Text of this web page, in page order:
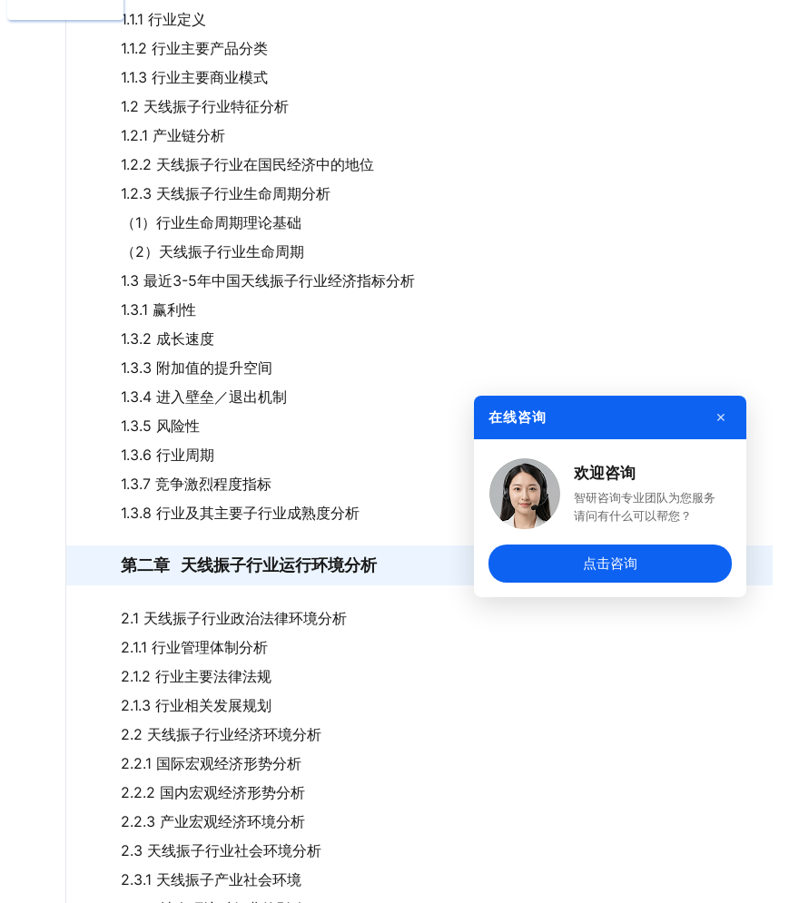
1.1.1 行业定义
1.1.2 行业主要产品分类
1.1.3 行业主要商业模式
1.2 天线振子行业特征分析
1.2.1 产业链分析
1.2.2 天线振子行业在国民经济中的地位
1.2.3 天线振子行业生命周期分析
（1）行业生命周期理论基础
（2）天线振子行业生命周期
1.3 最近3-5年中国天线振子行业经济指标分析
1.3.1 赢利性
1.3.2 成长速度
1.3.3 附加值的提升空间
1.3.4 进入壁垒／退出机制
1.3.5 风险性
1.3.6 行业周期
1.3.7 竞争激烈程度指标
1.3.8 行业及其主要子行业成熟度分析
第二章 天线振子行业运行环境分析
2.1 天线振子行业政治法律环境分析
2.1.1 行业管理体制分析
2.1.2 行业主要法律法规
2.1.3 行业相关发展规划
2.2 天线振子行业经济环境分析
2.2.1 国际宏观经济形势分析
2.2.2 国内宏观经济形势分析
2.2.3 产业宏观经济环境分析
2.3 天线振子行业社会环境分析
2.3.1 天线振子产业社会环境
在线咨询 ×
欢迎咨询
智研咨询专业团队为您服务
请问有什么可以帮您？
点击咨询